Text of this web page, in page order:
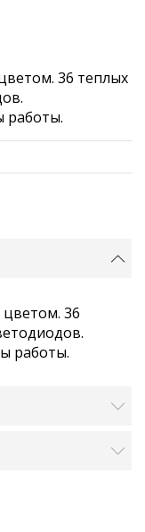
36 теплых
работы.
36
работы.